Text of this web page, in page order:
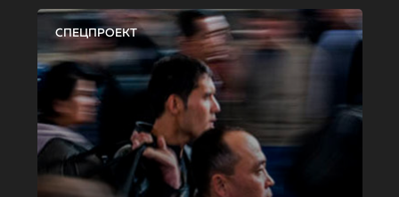
СПЕЦПРОЕКТ